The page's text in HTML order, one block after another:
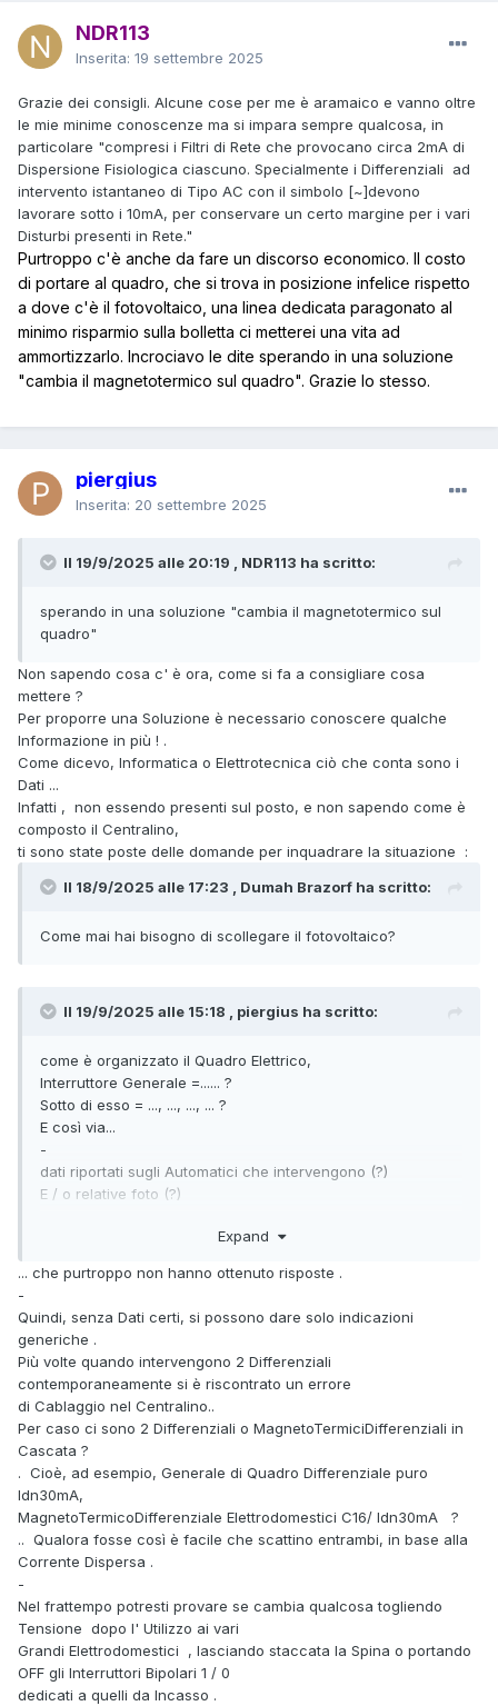
NDR113
Inserita: 19 settembre 2025
Grazie dei consigli. Alcune cose per me è aramaico e vanno oltre
le mie minime conoscenze ma si impara sempre qualcosa, in
particolare "compresi i Filtri di Rete che provocano circa 2mA di
Dispersione Fisiologica ciascuno. Specialmente i Differenziali ad
intervento istantaneo di Tipo AC con il simbolo [~]devono
lavorare sotto i 10mA, per conservare un certo margine per i vari
Disturbi presenti in Rete."
Purtroppo c'è anche da fare un discorso economico. Il costo
di portare al quadro, che si trova in posizione infelice rispetto
a dove c'è il fotovoltaico, una linea dedicata paragonato al
minimo risparmio sulla bolletta ci metterei una vita ad
ammortizzarlo. Incrociavo le dite sperando in una soluzione
"cambia il magnetotermico sul quadro". Grazie lo stesso.
piergius
Inserita: 20 settembre 2025
Il 19/9/2025 alle 20:19 , NDR113 ha scritto:
sperando in una soluzione "cambia il magnetotermico sul
quadro"
Non sapendo cosa c' è ora, come si fa a consigliare cosa
mettere ?
Per proporre una Soluzione è necessario conoscere qualche
Informazione in più ! .
Come dicevo, Informatica o Elettrotecnica ciò che conta sono i
Dati ...
Infatti , non essendo presenti sul posto, e non sapendo come è
composto il Centralino,
ti sono state poste delle domande per inquadrare la situazione :
Il 18/9/2025 alle 17:23 , Dumah Brazorf ha scritto:
Come mai hai bisogno di scollegare il fotovoltaico?
Il 19/9/2025 alle 15:18 , piergius ha scritto:
come è organizzato il Quadro Elettrico,
Interruttore Generale =...... ?
Sotto di esso = ..., ..., ..., ... ?
E così via...
-
dati riportati sugli Automatici che intervengono (?)
E / o relative foto (?)
Expand
... che purtroppo non hanno ottenuto risposte .
-
Quindi, senza Dati certi, si possono dare solo indicazioni
generiche .
Più volte quando intervengono 2 Differenziali
contemporaneamente si è riscontrato un errore
di Cablaggio nel Centralino..
Per caso ci sono 2 Differenziali o MagnetoTermiciDifferenziali in
Cascata ?
. Cioè, ad esempio, Generale di Quadro Differenziale puro
Idn30mA,
MagnetoTermicoDifferenziale Elettrodomestici C16/ Idn30mA ?
.. Qualora fosse così è facile che scattino entrambi, in base alla
Corrente Dispersa .
-
Nel frattempo potresti provare se cambia qualcosa togliendo
Tensione dopo l' Utilizzo ai vari
Grandi Elettrodomestici , lasciando staccata la Spina o portando
OFF gli Interruttori Bipolari 1 / 0
dedicati a quelli da Incasso .